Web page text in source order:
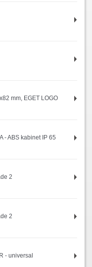
mm, EGET LOGO
- ABS kabinet IP 65
2
2
- universal